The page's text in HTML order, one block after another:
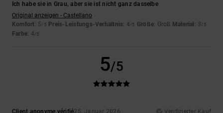
Ich habe sie in Grau, aber sie ist nicht ganz dasselbe
Original anzeigen - Castellano
Komfort: 5/5 Preis-Leistungs-Verhältnis: 4/5 Größe: Groß Material : 3/5
Farbe: 4/5
5/5